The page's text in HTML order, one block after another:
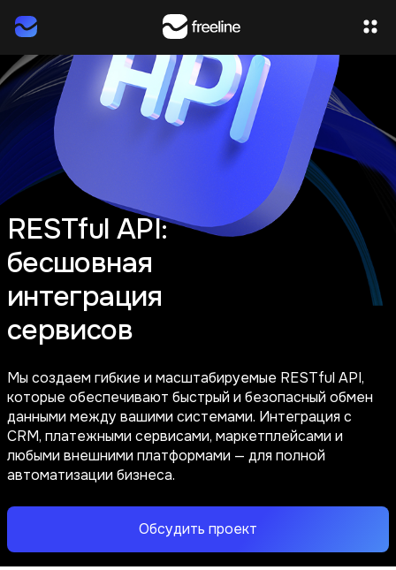
RESTful API:
бесшовная
интеграция
сервисов
Мы создаем гибкие и масштабируемые RESTful API,
которые обеспечивают быстрый и безопасный обмен
данными между вашими системами. Интеграция с
CRM, платежными сервисами, маркетплейсами и
любыми внешними платформами — для полной
автоматизации бизнеса.
Обсудить проект